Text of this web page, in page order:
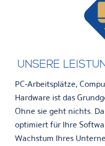
UNSERE
PC-Arbeitsplätze,
Hardware ist das
Ohne sie geht nichts.
optimiert für Ihre
Wachstum Ihres